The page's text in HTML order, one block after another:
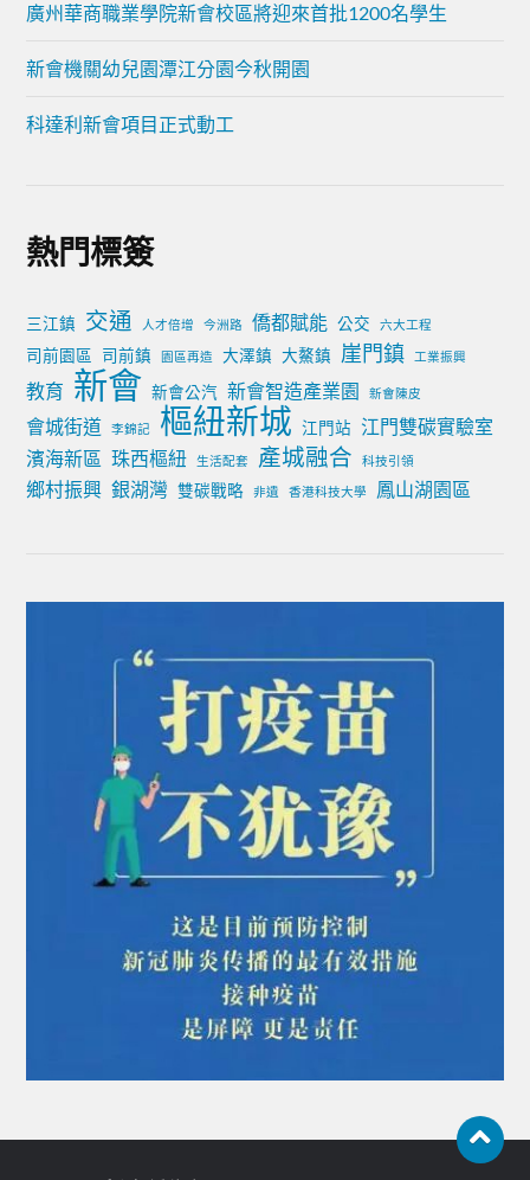
廣州華商職業學院新會校區將迎來首批1200名學生
新會機關幼兒園潭江分園今秋開園
科達利新會項目正式動工
熱門標簽
三江鎮 交通 人才倍增 今洲路 僑都賦能 公交 六大工程
司前園區 司前鎮 園區再造 大澤鎮 大鰲鎮 崖門鎮 工業振興
教育 新會 新會公汽 新會智造產業園 新會陳皮
會城街道 李錦記 樞紐新城 江門站
江門雙碳實驗室
濱海新區 珠西樞紐 生活配套 產城融合 科技引領
鄉村振興 銀湖灣 雙碳戰略 非遺 香港科技大學 鳳山湖園區